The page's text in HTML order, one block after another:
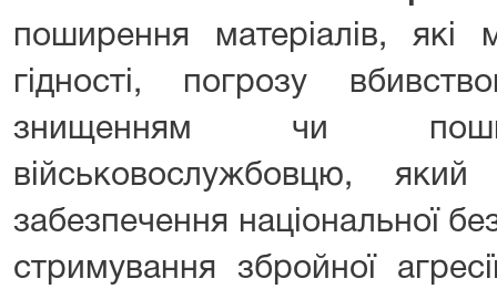
поширення матеріалів, які
гідності, погрозу
знищенням чи
військовослужбовцю,
забезпечення національної
стримування збройної